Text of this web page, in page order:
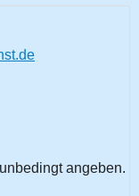
angeben.